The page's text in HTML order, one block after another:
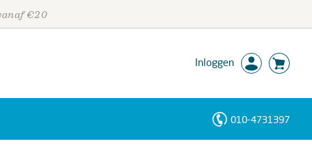
€20
Inloggen
010-4731397
Personen